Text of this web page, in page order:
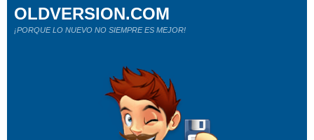
OLDVERSION.COM
¡PORQUE LO NUEVO NO SIEMPRE ES MEJOR!